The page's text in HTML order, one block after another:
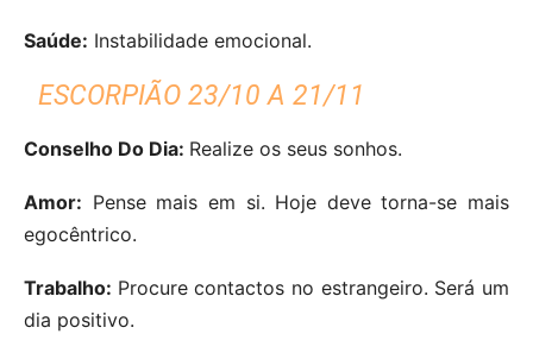
Saúde: Instabilidade emocional.
ESCORPIÃO 23/10 A 21/11
Conselho Do Dia: Realize os seus sonhos.
Amor: Pense mais em si. Hoje deve torna-se mais
egocêntrico.
Trabalho: Procure contactos no estrangeiro. Será um
dia positivo.